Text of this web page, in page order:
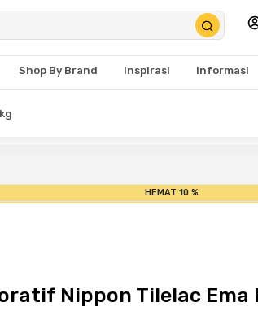
Shop By Brand Inspirasi Informasi
HEMAT 10 %
Nippon Tilelac Ema